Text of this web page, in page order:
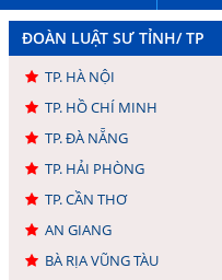
ĐOÀN LUẬT SƯ TỈNH/ TP
TP. HÀ NỘI
TP. HỒ CHÍ MINH
TP. ĐÀ NẴNG
TP. HẢI PHÒNG
TP. CẦN THƠ
AN GIANG
BÀ RỊA VŨNG TÀU